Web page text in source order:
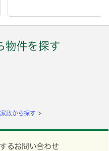
物件を探す
政から探す
るお問い合わせ